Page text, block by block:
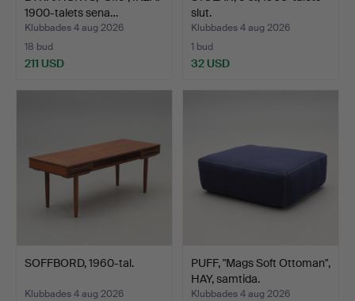
1900-talets sena…
Klubbades 4 aug 2026
18 bud
211 USD
slut.
Klubbades 4 aug 2026
1 bud
32 USD
SOFFBORD, 1960-tal.
Klubbades 4 aug 2026
PUFF, "Mags Soft Ottoman",
HAY, samtida.
Klubbades 4 aug 2026